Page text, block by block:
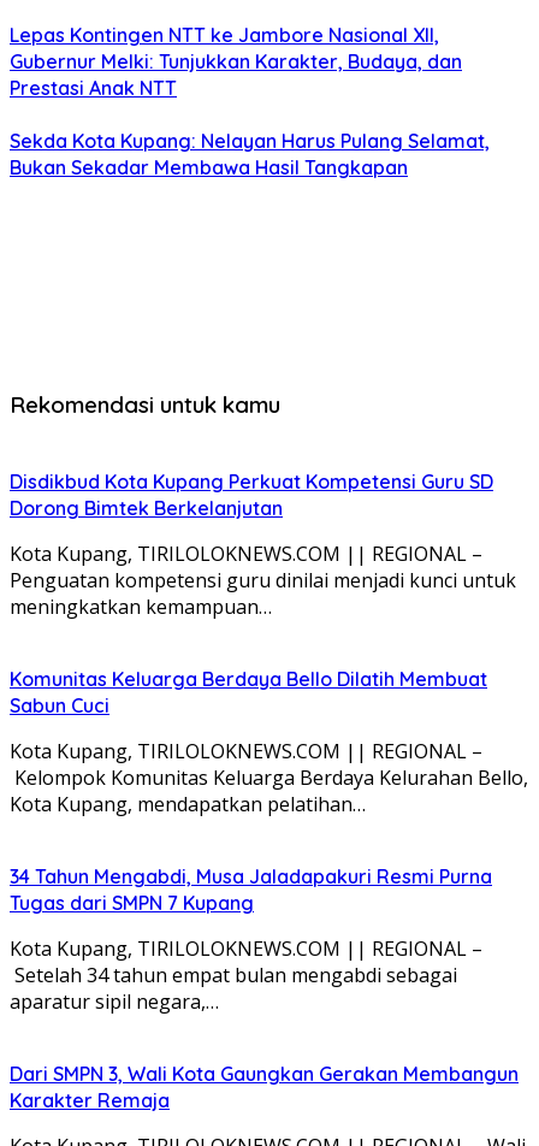
Lepas Kontingen NTT ke Jambore Nasional XII,
Gubernur Melki: Tunjukkan Karakter, Budaya, dan
Prestasi Anak NTT
Sekda Kota Kupang: Nelayan Harus Pulang Selamat,
Bukan Sekadar Membawa Hasil Tangkapan
Rekomendasi untuk kamu
Disdikbud Kota Kupang Perkuat Kompetensi Guru SD
Dorong Bimtek Berkelanjutan
Kota Kupang, TIRILOLOKNEWS.COM || REGIONAL –
Penguatan kompetensi guru dinilai menjadi kunci untuk
meningkatkan kemampuan…
Komunitas Keluarga Berdaya Bello Dilatih Membuat
Sabun Cuci
Kota Kupang, TIRILOLOKNEWS.COM || REGIONAL –
Kelompok Komunitas Keluarga Berdaya Kelurahan Bello,
Kota Kupang, mendapatkan pelatihan…
34 Tahun Mengabdi, Musa Jaladapakuri Resmi Purna
Tugas dari SMPN 7 Kupang
Kota Kupang, TIRILOLOKNEWS.COM || REGIONAL –
Setelah 34 tahun empat bulan mengabdi sebagai
aparatur sipil negara,…
Dari SMPN 3, Wali Kota Gaungkan Gerakan Membangun
Karakter Remaja